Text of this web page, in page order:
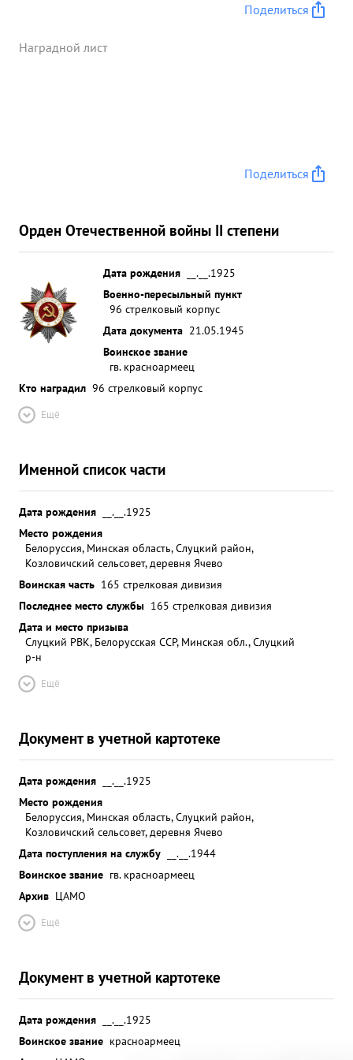
Поделиться
Наградной лист
Поделиться
Орден Отечественной войны II степени
Дата рождения
__.__.1925
Военно-пересыльный пункт
96 стрелковый корпус
Дата документа 21.05.1945
Воинское звание
гв. красноармеец
Кто наградил 96 стрелковый корпус
Ещё
Именной список части
Дата рождения
__.__.1925
Место рождения
Белоруссия, Минская область, Слуцкий район,
Козловичский сельсовет, деревня Ячево
Воинская часть 165 стрелковая дивизия
Последнее место службы 165 стрелковая дивизия
Дата и место призыва
Слуцкий РВК, Белорусская ССР, Минская обл., Слуцкий
р-н
Ещё
Документ в учетной картотеке
Дата рождения
__.__.1925
Место рождения
Белоруссия, Минская область, Слуцкий район,
Козловичский сельсовет, деревня Ячево
Дата поступления на службу
__.__.1944
Воинское звание гв. красноармеец
Архив ЦАМО
Ещё
Документ в учетной картотеке
Дата рождения
__.__.1925
Воинское звание красноармеец